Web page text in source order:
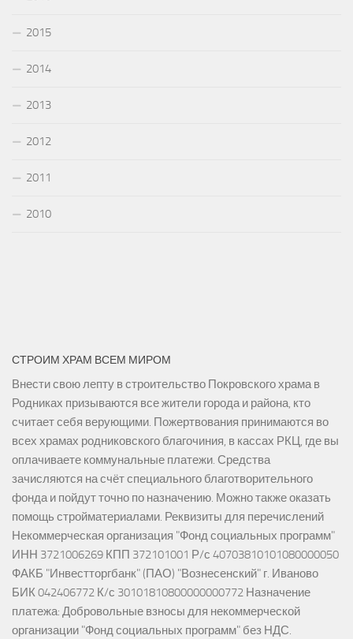
2015
2014
2013
2012
2011
2010
СТРОИМ ХРАМ ВСЕМ МИРОМ
Внести свою лепту в строительство Покровского храма в
Родниках призываются все жители города и района, кто
считает себя верующими. Пожертвования принимаются во
всех храмах родниковского благочиния, в кассах РКЦ, где вы
оплачиваете коммунальные платежи. Средства
зачисляются на счёт специального благотворительного
фонда и пойдут точно по назначению. Можно также оказать
помощь стройматериалами. Реквизиты для перечислений
Некоммерческая организация "Фонд социальных программ"
ИНН 3721006269 КПП 372101001 Р/с 40703810101080000050
ФАКБ "Инвестторгбанк" (ПАО) "Вознесенский" г. Иваново
БИК 042406772 К/с 30101810800000000772 Назначение
платежа: Добровольные взносы для некоммерческой
организации "Фонд социальных программ" без НДС.